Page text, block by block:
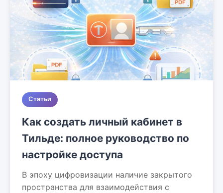
Статьи
Как создать личный кабинет в
Тильде: полное руководство по
настройке доступа
В эпоху цифровизации наличие закрытого
пространства для взаимодействия с